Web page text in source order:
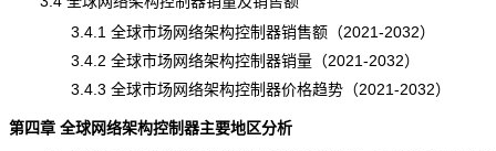
3.4.1 全球市场网络架构控制器销售额（2021-2032）
3.4.2 全球市场网络架构控制器销量（2021-2032）
3.4.3 全球市场网络架构控制器价格趋势（2021-2032）
第四章 全球网络架构控制器主要地区分析